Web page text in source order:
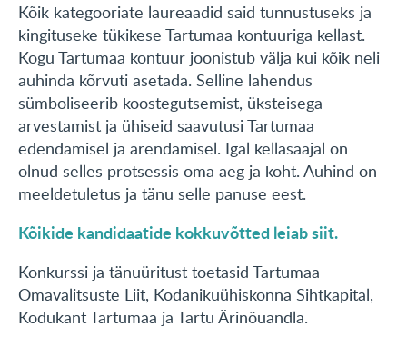
Kõik kategooriate laureaadid said tunnustuseks ja
kingituseke tükikese Tartumaa kontuuriga kellast.
Kogu Tartumaa kontuur joonistub välja kui kõik neli
auhinda kõrvuti asetada. Selline lahendus
sümboliseerib koostegutsemist, üksteisega
arvestamist ja ühiseid saavutusi Tartumaa
edendamisel ja arendamisel. Igal kellasaajal on
olnud selles protsessis oma aeg ja koht. Auhind on
meeldetuletus ja tänu selle panuse eest.
Kõikide kandidaatide kokkuvõtted leiab siit.
Konkurssi ja tänuüritust toetasid Tartumaa
Omavalitsuste Liit, Kodanikuühiskonna Sihtkapital,
Kodukant Tartumaa ja Tartu Ärinõuandla.